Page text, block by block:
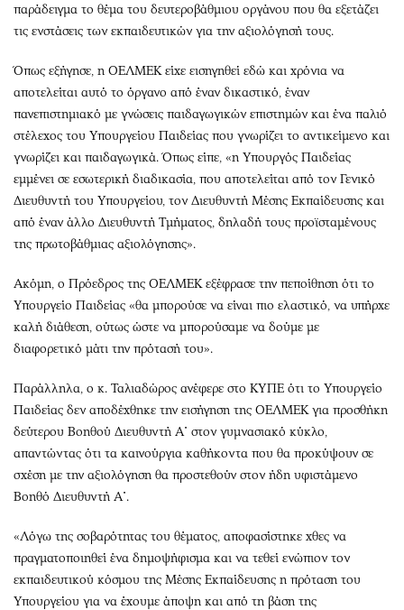
παράδειγμα το θέμα του δευτεροβάθμιου οργάνου που θα εξετάζει
τις ενστάσεις των εκπαιδευτικών για την αξιολόγησή τους.
Όπως εξήγησε, η ΟΕΛΜΕΚ είχε εισηγηθεί εδώ και χρόνια να
αποτελείται αυτό το όργανο από έναν δικαστικό, έναν
πανεπιστημιακό με γνώσεις παιδαγωγικών επιστημών και ένα παλιό
στέλεχος του Υπουργείου Παιδείας που γνωρίζει το αντικείμενο και
γνωρίζει και παιδαγωγικά. Όπως είπε, «η Υπουργός Παιδείας
εμμένει σε εσωτερική διαδικασία, που αποτελείται από τον Γενικό
Διευθυντή του Υπουργείου, τον Διευθυντή Μέσης Εκπαίδευσης και
από έναν άλλο Διευθυντή Τμήματος, δηλαδή τους προϊσταμένους
της πρωτοβάθμιας αξιολόγησης».
Ακόμη, ο Πρόεδρος της ΟΕΛΜΕΚ εξέφρασε την πεποίθηση ότι το
Υπουργείο Παιδείας «θα μπορούσε να είναι πιο ελαστικό, να υπήρχε
καλή διάθεση, ούτως ώστε να μπορούσαμε να δούμε με
διαφορετικό μάτι την πρότασή του».
Παράλληλα, ο κ. Ταλιαδώρος ανέφερε στο ΚΥΠΕ ότι το Υπουργείο
Παιδείας δεν αποδέχθηκε την εισήγηση της ΟΕΛΜΕΚ για προσθήκη
δεύτερου Βοηθού Διευθυντή Α΄ στον γυμνασιακό κύκλο,
απαντώντας ότι τα καινούργια καθήκοντα που θα προκύψουν σε
σχέση με την αξιολόγηση θα προστεθούν στον ήδη υφιστάμενο
Βοηθό Διευθυντή Α΄.
«Λόγω της σοβαρότητας του θέματος, αποφασίστηκε χθες να
πραγματοποιηθεί ένα δημοψήφισμα και να τεθεί ενώπιον τον
εκπαιδευτικού κόσμου της Μέσης Εκπαίδευσης η πρόταση του
Υπουργείου για να έχουμε άποψη και από τη βάση της